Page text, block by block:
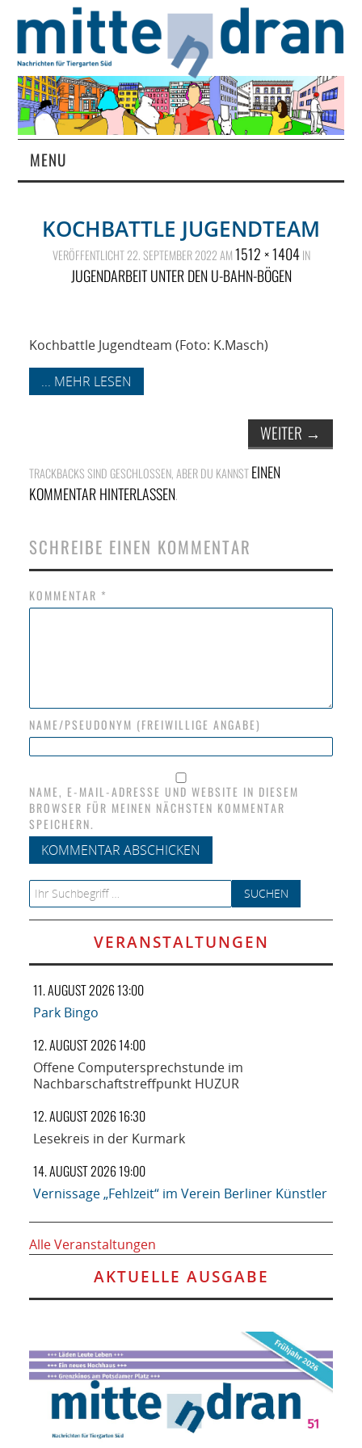
MENU
MAGAZIN
ÜBER UNS
NETZWERK
KOCHBATTLE JUGENDTEAM
VERÖFFENTLICHT22. SEPTEMBER 2022AM1512 × 1404IN
JUGENDARBEIT UNTER DEN U-BAHN-BÖGEN
Kochbattle Jugendteam (Foto: K.Masch)
... MEHR LESEN
WEITER →
TRACKBACKS SIND GESCHLOSSEN, ABER DU KANNSTEINEN
KOMMENTAR HINTERLASSEN.
SCHREIBE EINEN KOMMENTAR
KOMMENTAR *
NAME/PSEUDONYM (FREIWILLIGE ANGABE)
NAME, E-MAIL-ADRESSE UND WEBSITE IN DIESEM
BROWSER FÜR MEINEN NÄCHSTEN KOMMENTAR
SPEICHERN.
Search for:
VERANSTALTUNGEN
11. AUGUST 2026 13:00
Park Bingo
12. AUGUST 2026 14:00
Offene Computersprechstunde im
Nachbarschaftstreffpunkt HUZUR
12. AUGUST 2026 16:30
Lesekreis in der Kurmark
14. AUGUST 2026 19:00
Vernissage „Fehlzeit“ im Verein Berliner Künstler
Alle Veranstaltungen
AKTUELLE AUSGABE